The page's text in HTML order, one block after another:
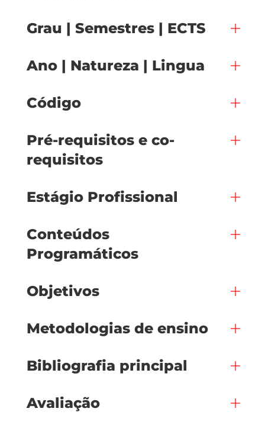
Grau | Semestres | ECTS
Ano | Natureza | Lingua
Código
Pré-requisitos e co-
requisitos
Estágio Profissional
Conteúdos
Programáticos
Objetivos
Metodologias de ensino
Bibliografia principal
Avaliação